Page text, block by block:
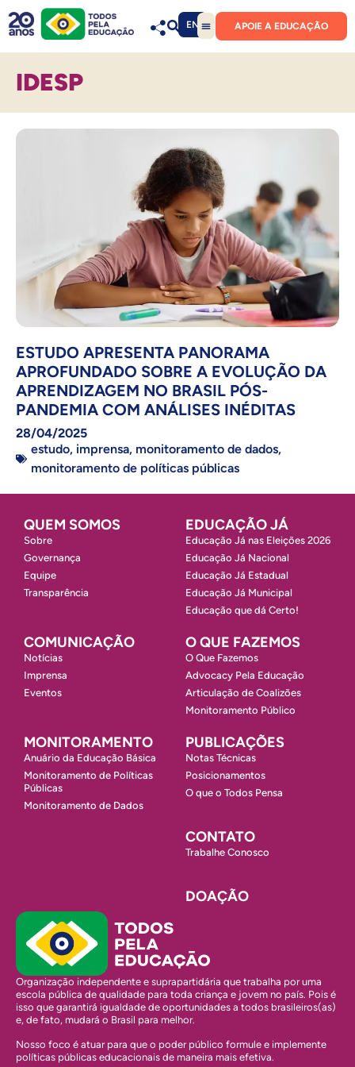
EN APOIE A EDUCAÇÃO
IDESP
ESTUDO APRESENTA PANORAMA
APROFUNDADO SOBRE A EVOLUÇÃO DA
APRENDIZAGEM NO BRASIL PÓS-
PANDEMIA COM ANÁLISES INÉDITAS
28/04/2025
estudo, imprensa, monitoramento de dados,
monitoramento de políticas públicas
QUEM SOMOS
Sobre
Governança
Equipe
Transparência
EDUCAÇÃO JÁ
Educação Já nas Eleições 2026
Educação Já Nacional
Educação Já Estadual
Educação Já Municipal
Educação que dá Certo!
COMUNICAÇÃO
Notícias
Imprensa
Eventos
O QUE FAZEMOS
O Que Fazemos
Advocacy Pela Educação
Articulação de Coalizões
Monitoramento Público
MONITORAMENTO
Anuário da Educação Básica
Monitoramento de Políticas
Públicas
Monitoramento de Dados
PUBLICAÇÕES
Notas Técnicas
Posicionamentos
O que o Todos Pensa
CONTATO
Trabalhe Conosco
DOAÇÃO
Organização independente e suprapartidária que trabalha por uma
escola pública de qualidade para toda criança e jovem no país. Pois é
isso que garantirá igualdade de oportunidades a todos brasileiros(as)
e, de fato, mudará o Brasil para melhor.
Nosso foco é atuar para que o poder público formule e implemente
políticas públicas educacionais de maneira mais efetiva.